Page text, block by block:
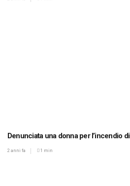
Denunciata una donna per l’incendio
2 anni fa 1 min